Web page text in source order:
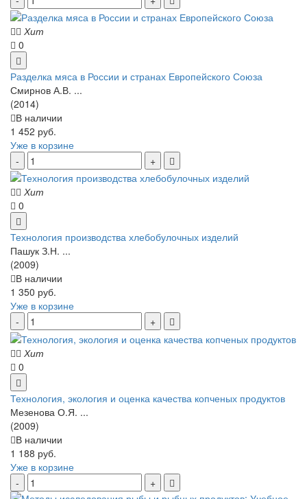
Хит
0
Разделка мяса в России и странах Европейского Союза
Смирнов А.В. ...
(2014)
В наличии
1 452 руб.
Уже в корзине
Хит
0
Технология производства хлебобулочных изделий
Пашук З.Н. ...
(2009)
В наличии
1 350 руб.
Уже в корзине
Хит
0
Технология, экология и оценка качества копченых продуктов
Мезенова О.Я. ...
(2009)
В наличии
1 188 руб.
Уже в корзине